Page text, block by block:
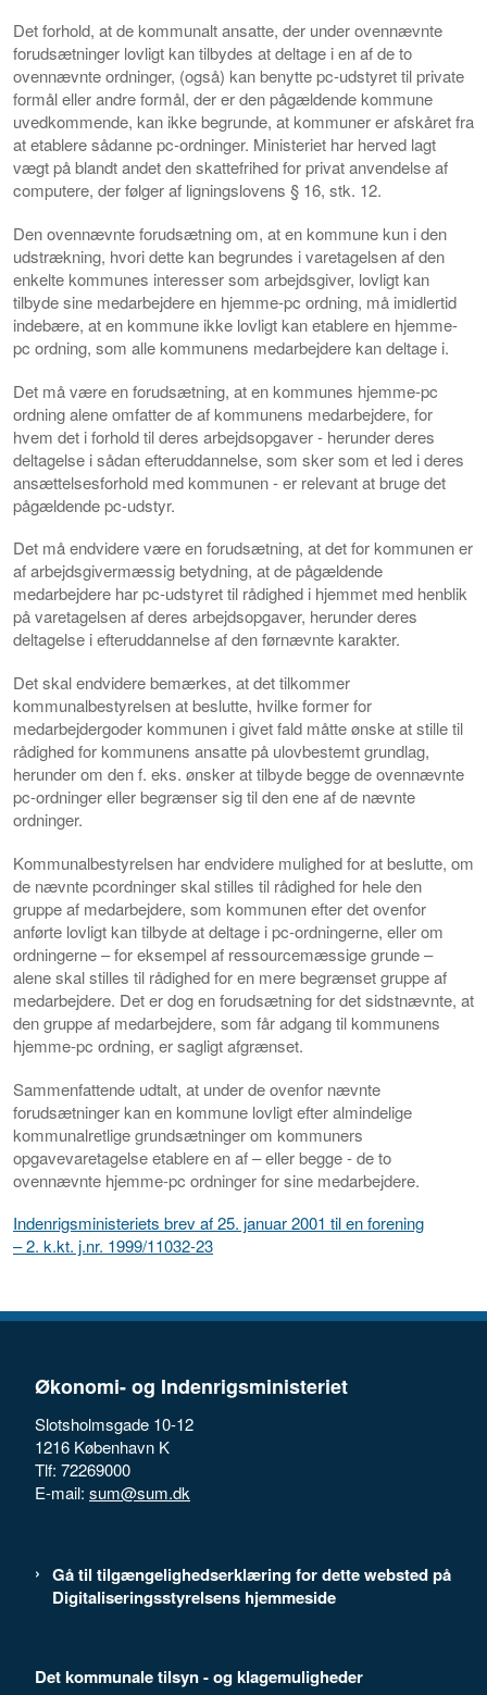
Det forhold, at de kommunalt ansatte, der under ovennævnte
forudsætninger lovligt kan tilbydes at deltage i en af de to
ovennævnte ordninger, (også) kan benytte pc-udstyret til private
formål eller andre formål, der er den pågældende kommune
uvedkommende, kan ikke begrunde, at kommuner er afskåret fra
at etablere sådanne pc-ordninger. Ministeriet har herved lagt
vægt på blandt andet den skattefrihed for privat anvendelse af
computere, der følger af ligningslovens § 16, stk. 12.
Den ovennævnte forudsætning om, at en kommune kun i den
udstrækning, hvori dette kan begrundes i varetagelsen af den
enkelte kommunes interesser som arbejdsgiver, lovligt kan
tilbyde sine medarbejdere en hjemme-pc ordning, må imidlertid
indebære, at en kommune ikke lovligt kan etablere en hjemme-
pc ordning, som alle kommunens medarbejdere kan deltage i.
Det må være en forudsætning, at en kommunes hjemme-pc
ordning alene omfatter de af kommunens medarbejdere, for
hvem det i forhold til deres arbejdsopgaver - herunder deres
deltagelse i sådan efteruddannelse, som sker som et led i deres
ansættelsesforhold med kommunen - er relevant at bruge det
pågældende pc-udstyr.
Det må endvidere være en forudsætning, at det for kommunen er
af arbejdsgivermæssig betydning, at de pågældende
medarbejdere har pc-udstyret til rådighed i hjemmet med henblik
på varetagelsen af deres arbejdsopgaver, herunder deres
deltagelse i efteruddannelse af den førnævnte karakter.
Det skal endvidere bemærkes, at det tilkommer
kommunalbestyrelsen at beslutte, hvilke former for
medarbejdergoder kommunen i givet fald måtte ønske at stille til
rådighed for kommunens ansatte på ulovbestemt grundlag,
herunder om den f. eks. ønsker at tilbyde begge de ovennævnte
pc-ordninger eller begrænser sig til den ene af de nævnte
ordninger.
Kommunalbestyrelsen har endvidere mulighed for at beslutte, om
de nævnte pcordninger skal stilles til rådighed for hele den
gruppe af medarbejdere, som kommunen efter det ovenfor
anførte lovligt kan tilbyde at deltage i pc-ordningerne, eller om
ordningerne – for eksempel af ressourcemæssige grunde –
alene skal stilles til rådighed for en mere begrænset gruppe af
medarbejdere. Det er dog en forudsætning for det sidstnævnte, at
den gruppe af medarbejdere, som får adgang til kommunens
hjemme-pc ordning, er sagligt afgrænset.
Sammenfattende udtalt, at under de ovenfor nævnte
forudsætninger kan en kommune lovligt efter almindelige
kommunalretlige grundsætninger om kommuners
opgavevaretagelse etablere en af – eller begge - de to
ovennævnte hjemme-pc ordninger for sine medarbejdere.
Indenrigsministeriets brev af 25. januar 2001 til en forening
– 2. k.kt. j.nr. 1999/11032-23
Økonomi- og Indenrigsministeriet
Slotsholmsgade 10-12
1216 København K
Tlf: 72269000
E-mail: sum@sum.dk
Gå til tilgængelighedserklæring for dette websted på
Digitaliseringsstyrelsens hjemmeside
Det kommunale tilsyn - og klagemuligheder